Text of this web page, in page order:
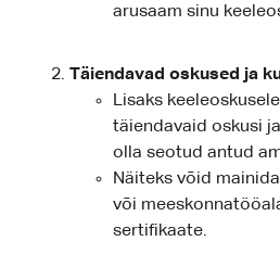
arusaam sinu
Täiendavad oskused ja
Lisaks
täiendavaid oskusi
olla seotud antud
Näiteks võid
või
sertifikaate.